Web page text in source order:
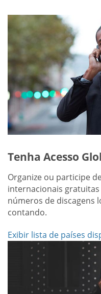
Tenha Acesso
Organize ou participe
internacionais
números de discagens
contando.
Exibir lista de países